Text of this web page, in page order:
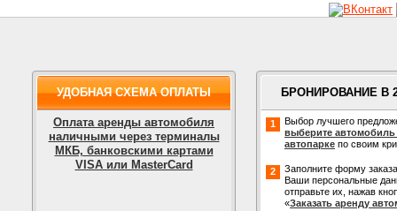
УДОБНАЯ СХЕМА ОПЛАТЫ
Оплата аренды автомобиля
наличными через терминалы
МКБ, банковскими картами
VISA или MasterCard
БРОНИРОВАНИЕ В
1
Выбор лучшего
выберите
автопарке по своим
2
Заполните форму
Ваши персональные
отправьте их, нажав
«Заказать аренду